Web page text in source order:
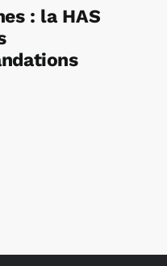
: la HAS